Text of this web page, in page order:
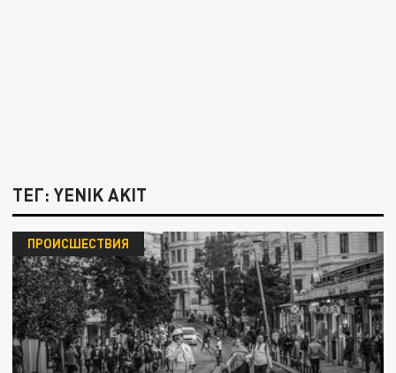
ТЕГ: YENIK AKIT
ПРОИСШЕСТВИЯ